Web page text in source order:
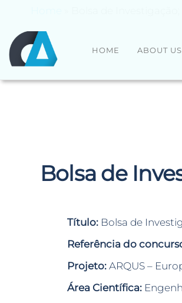
CENTRO
Universidade
HOME ABOUT US
Bolsa de
Título: Bolsa de
Referência do
Projeto: ARQUS –
Área Científica: